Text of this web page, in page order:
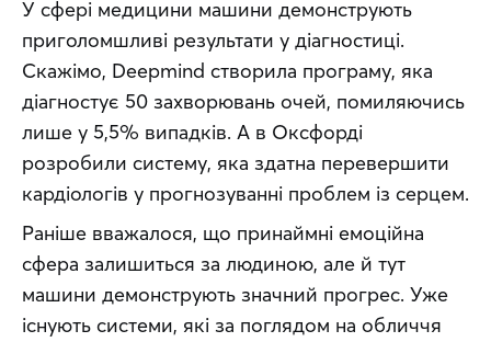
У сфері медицини машини демонструють
приголомшливі результати у діагностиці.
Скажімо, Deepmind створила програму, яка
діагностує 50 захворювань очей, помиляючись
лише у 5,5% випадків. А в Оксфорді
розробили систему, яка здатна перевершити
кардіологів у прогнозуванні проблем із серцем.
Раніше вважалося, що принаймні емоційна
сфера залишиться за людиною, але й тут
машини демонструють значний прогрес. Уже
існують системи, які за поглядом на обличчя